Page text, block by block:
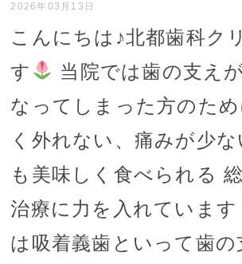
2026年03月13日
こんにちは♪北都歯科ク
す
当院では歯の支え
なってしまった方のた
く外れない、痛みが少
も美味しく食べられる
治療に力を入れています
は吸着義歯といって歯の